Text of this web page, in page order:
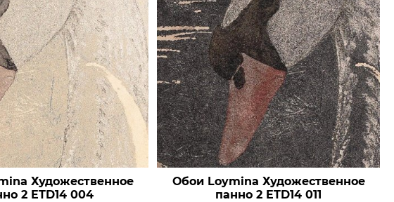
Художественное
2 ETD14 004
Обои Loymina Художественное
панно 2 ETD14 011